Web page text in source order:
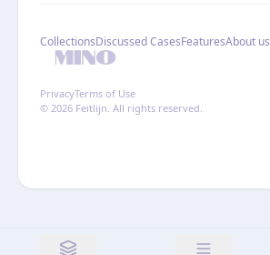
CollectionsDiscussed CasesFeaturesAbout us
PrivacyTerms of Use
© 2026 Feitlijn. All rights reserved.